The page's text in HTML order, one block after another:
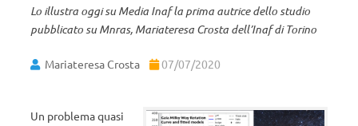
Lo illustra oggi su Media Inaf la prima autrice dello studio
pubblicato su Mnras, Mariateresa Crosta dell’Inaf di Torino
Mariateresa Crosta 07/07/2020
Un problema quasi